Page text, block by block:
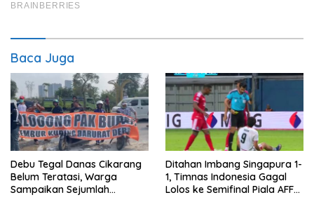
Baca Juga
Debu Tegal Danas Cikarang
Belum Teratasi, Warga
Sampaikan Sejumlah
Ditahan Imbang Singapura 1-
1, Timnas Indonesia Gagal
Lolos ke Semifinal Piala AFF